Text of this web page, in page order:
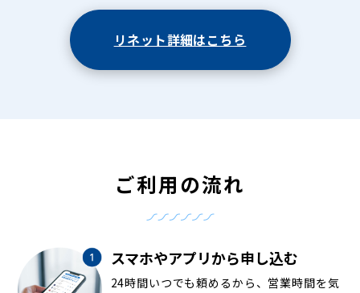
リネット詳細はこちら
ご利用の流れ
スマホやアプリから申し込む
24時間いつでも頼めるから、営業時間を気